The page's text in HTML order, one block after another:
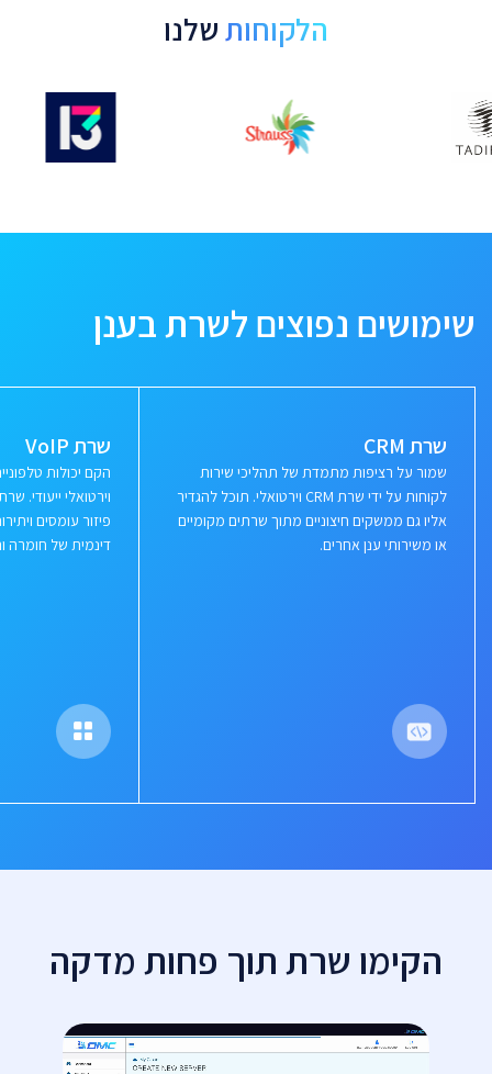
הלקוחותשלנו
שימושים נפוצים לשרת בענן
שרת CRM
שמור על רציפות מתמדת של תהליכי שירות
לקוחות על ידי שרת CRM וירטואלי. תוכל להגדיר
אליו גם ממשקים חיצוניים מתוך שרתים מקומיים
או משירותי ענן אחרים.
שרת VoIP
הקם יכולות
וירטואלי ייעודי.
פיזור עומסים
דינמית של חומרה
הקימו שרת תוך פחות מדקה